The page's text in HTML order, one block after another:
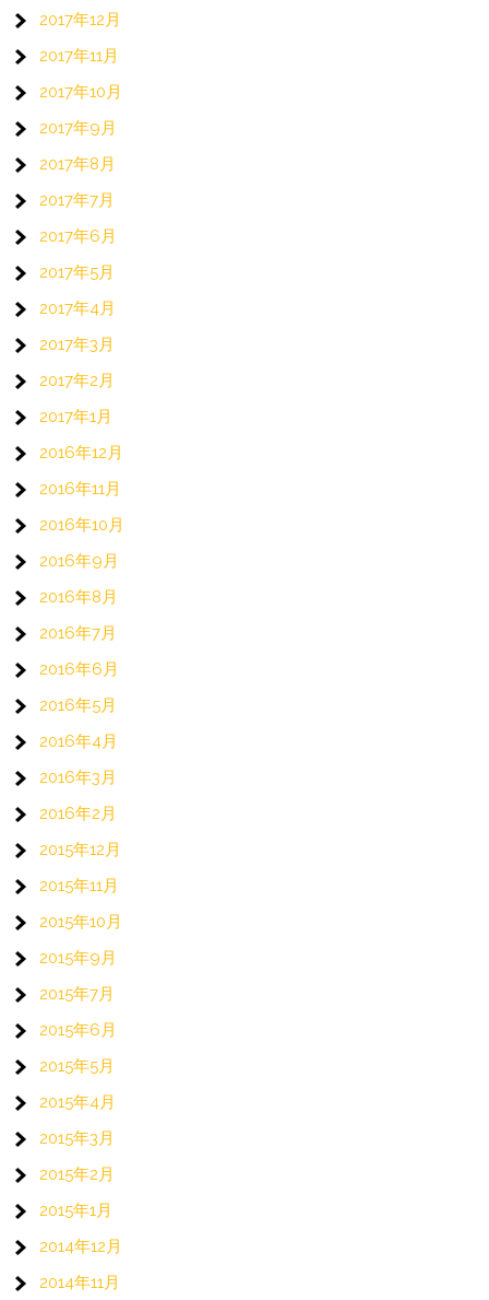
2017年12月
2017年11月
2017年10月
2017年9月
2017年8月
2017年7月
2017年6月
2017年5月
2017年4月
2017年3月
2017年2月
2017年1月
2016年12月
2016年11月
2016年10月
2016年9月
2016年8月
2016年7月
2016年6月
2016年5月
2016年4月
2016年3月
2016年2月
2015年12月
2015年11月
2015年10月
2015年9月
2015年7月
2015年6月
2015年5月
2015年4月
2015年3月
2015年2月
2015年1月
2014年12月
2014年11月